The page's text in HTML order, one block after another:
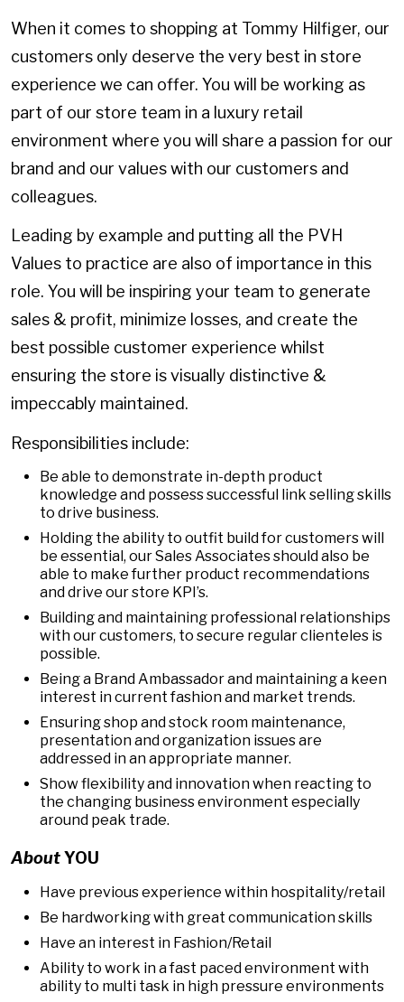
When it comes to shopping at Tommy Hilfiger, our
customers only deserve the very best in store
experience we can offer. You will be working as
part of our store team in a luxury retail
environment where you will share a passion for our
brand and our values with our customers and
colleagues.
Leading by example and putting all the PVH
Values to practice are also of importance in this
role. You will be inspiring your team to generate
sales & profit, minimize losses, and create the
best possible customer experience whilst
ensuring the store is visually distinctive &
impeccably maintained.
Responsibilities include:
Be able to demonstrate in-depth product
knowledge and possess successful link selling skills
to drive business.
Holding the ability to outfit build for customers will
be essential, our Sales Associates should also be
able to make further product recommendations
and drive our store KPI’s.
Building and maintaining professional relationships
with our customers, to secure regular clienteles is
possible.
Being a Brand Ambassador and maintaining a keen
interest in current fashion and market trends.
Ensuring shop and stock room maintenance,
presentation and organization issues are
addressed in an appropriate manner.
Show flexibility and innovation when reacting to
the changing business environment especially
around peak trade.
AboutYOU
Have previous experience within hospitality/retail
Be hardworking with great communication skills
Have an interest in Fashion/Retail
Ability to work in a fast paced environment with
ability to multi task in high pressure environments